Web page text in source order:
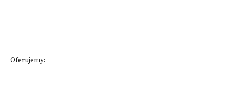
Oferujemy: